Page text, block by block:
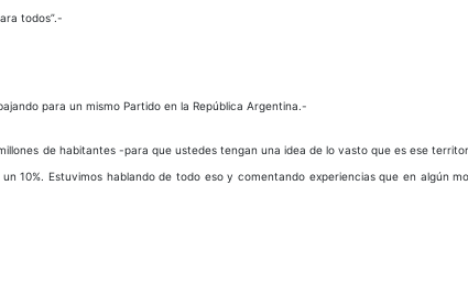
todos”.-
para un mismo Partido en la República Argentina.-
de habitantes -para que ustedes tengan una idea de lo vasto que es ese
Estuvimos hablando de todo eso y comentando experiencias que en algún